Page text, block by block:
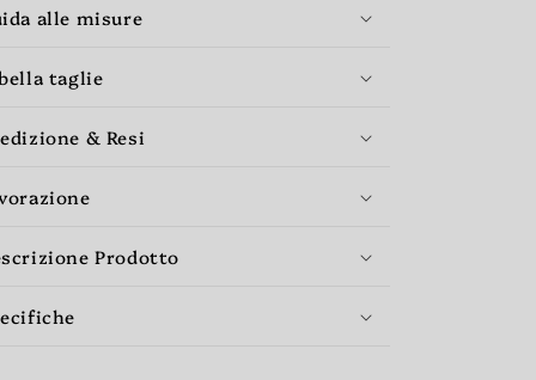
alle misure
taglie
& Resi
Prodotto